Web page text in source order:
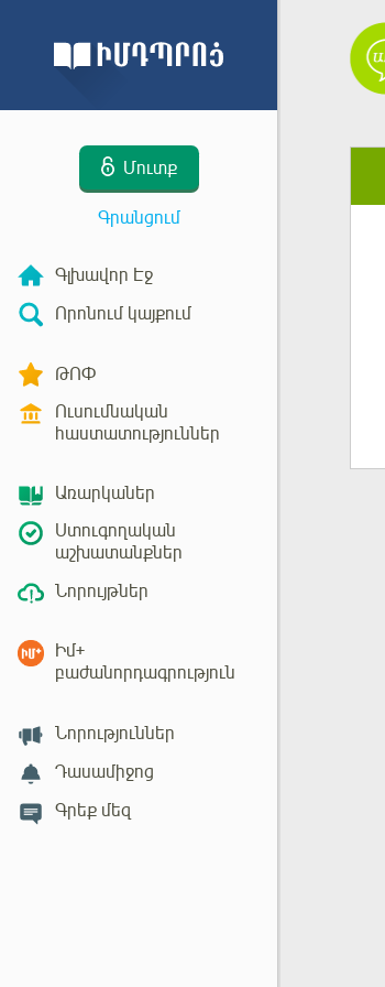
Մուտք
Գրանցում
Գլխավոր Էջ
Որոնում կայքում
ԹՈՓ
Ուսումնական
հաստատություններ
Առարկաներ
Ստուգողական
աշխատանքներ
Նորույթներ
Իմ+
բաժանորդագրություն
Նորություններ
Դասամիջոց
Գրեք մեզ